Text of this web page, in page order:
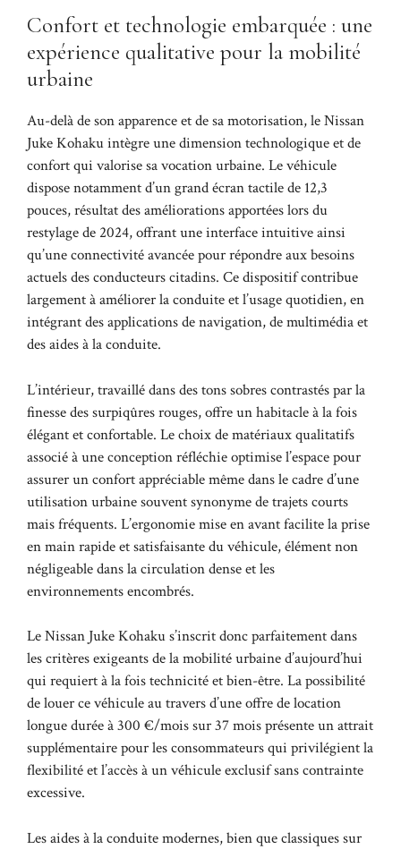
Confort et technologie embarquée : une
expérience qualitative pour la mobilité
urbaine
Au-delà de son apparence et de sa motorisation, le Nissan
Juke Kohaku intègre une dimension technologique et de
confort qui valorise sa vocation urbaine. Le véhicule
dispose notamment d’un grand écran tactile de 12,3
pouces, résultat des améliorations apportées lors du
restylage de 2024, offrant une interface intuitive ainsi
qu’une connectivité avancée pour répondre aux besoins
actuels des conducteurs citadins. Ce dispositif contribue
largement à améliorer la conduite et l’usage quotidien, en
intégrant des applications de navigation, de multimédia et
des aides à la conduite.
L’intérieur, travaillé dans des tons sobres contrastés par la
finesse des surpiqûres rouges, offre un habitacle à la fois
élégant et confortable. Le choix de matériaux qualitatifs
associé à une conception réfléchie optimise l’espace pour
assurer un confort appréciable même dans le cadre d’une
utilisation urbaine souvent synonyme de trajets courts
mais fréquents. L’ergonomie mise en avant facilite la prise
en main rapide et satisfaisante du véhicule, élément non
négligeable dans la circulation dense et les
environnements encombrés.
Le Nissan Juke Kohaku s’inscrit donc parfaitement dans
les critères exigeants de la mobilité urbaine d’aujourd’hui
qui requiert à la fois technicité et bien-être. La possibilité
de louer ce véhicule au travers d’une offre de location
longue durée à 300 €/mois sur 37 mois présente un attrait
supplémentaire pour les consommateurs qui privilégient la
flexibilité et l’accès à un véhicule exclusif sans contrainte
excessive.
Les aides à la conduite modernes, bien que classiques sur